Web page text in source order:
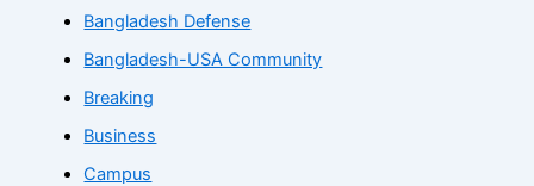
Bangladesh Defense
Bangladesh-USA Community
Breaking
Business
Campus